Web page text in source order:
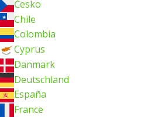
Česko
Chile
Colombia
Cyprus
Danmark
Deutschland
España
France